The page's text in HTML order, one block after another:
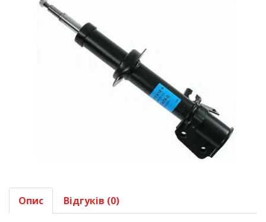
Опис Відгуків (0)